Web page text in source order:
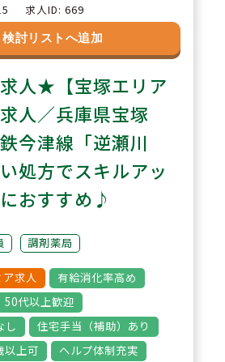
】社内認定制度・SAP
：eラーニングや学術
などの課題をクリアす
学術費を支給（年12万
）しており、支援が
です。
格取得支援が充実】サ
ドバイザー、アレル
養指導士、介護事務管
種類180名が資格を取
ます。常にスキルアッ
ことへのチャレンジが
求人ID: 669
検討リストへ追加
人★【宝塚エリア
人／兵庫県宝塚
今津線「逆瀬川
処方でスキルアッ
おすすめ♪
調剤薬局
ア求人
有給消化率高め
50代以上歓迎
し
住宅手当（補助）あり
以上可 ヘルプ体制充実